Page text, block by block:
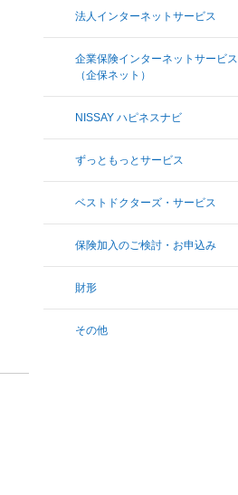
法人インターネットサービス
企業保険インターネットサービス
（企保ネット）
NISSAY ハピネスナビ
ずっともっとサービス
ベストドクターズ・サービス
保険加入のご検討・お申込み
財形
その他